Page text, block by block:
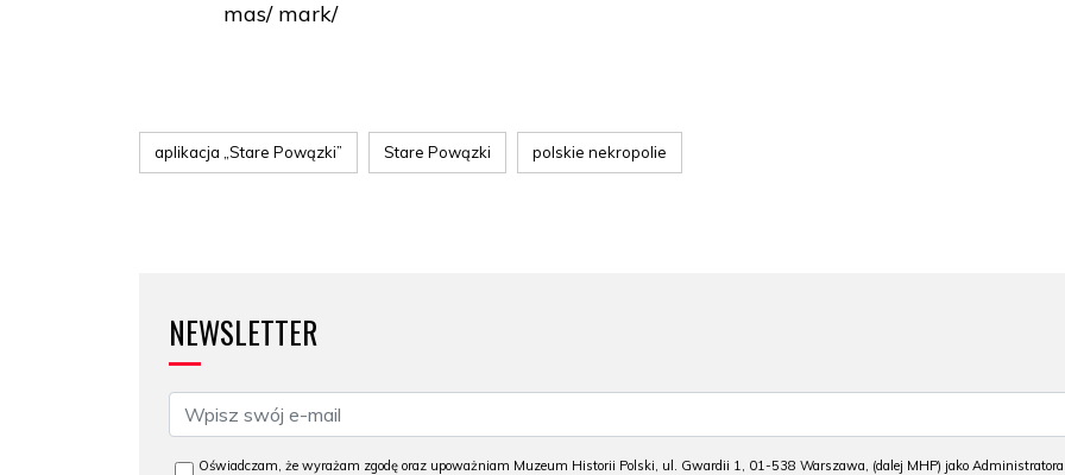
mas/ mark/
aplikacja „Stare Powązki” Stare Powązki polskie nekropolie
NEWSLETTER
Oświadczam, że wyrażam zgodę oraz upoważniam Muzeum Historii Polski, ul. Gwardii 1, 01-538 Warszawa, (dalej MHP) jako Administratora